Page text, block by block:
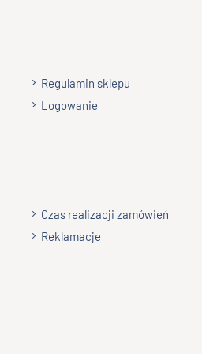
surowy 4,5%, włókno surowe 5%,
fosfor 0,6%
Regulamin sklepu
Logowanie
Czas realizacji zamówień
Reklamacje